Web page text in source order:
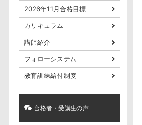
2026年11月合格目標
カリキュラム
講師紹介
フォローシステム
教育訓練給付制度
合格者・受講生の声